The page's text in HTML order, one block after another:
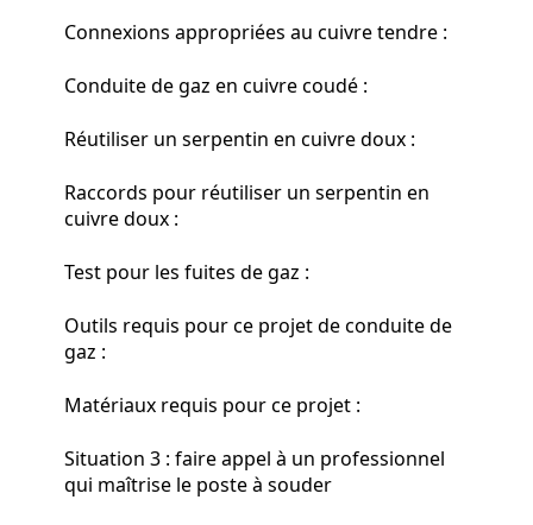
Connexions appropriées au cuivre tendre :
Conduite de gaz en cuivre coudé :
Réutiliser un serpentin en cuivre doux :
Raccords pour réutiliser un serpentin en
cuivre doux :
Test pour les fuites de gaz :
Outils requis pour ce projet de conduite de
gaz :
Matériaux requis pour ce projet :
Situation 3 : faire appel à un professionnel
qui maîtrise le poste à souder